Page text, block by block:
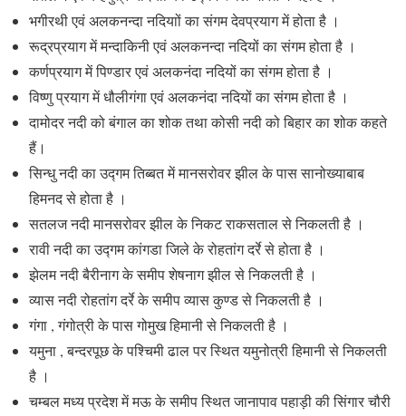
भगीरथी एवं अलकनन्दा नदियाों का संगम देवप्रयाग में होता है ।
रूद्रप्रयाग में मन्दाकिनी एवं अलकनन्दा नदियों का संगम होता है ।
कर्णप्रयाग में पिण्डार एवं अलकनंदा नदियों का संगम होता है ।
विष्णु प्रयाग में धौलीगंगा एवं अलकनंदा नदियों का संगम होता है ।
दामोदर नदी को बंगाल का शोक तथा कोसी नदी को बिहार का शोक कहते
हैं।
सिन्धु नदी का उद्गम तिब्बत में मानसरोवर झील के पास सानोख्याबाब
हिमनद से होता है ।
सतलज नदी मानसरोवर झील के निकट राकसताल से निकलती है ।
रावी नदी का उद्गम कांगडा जिले के रोहतांग दर्रे से होता है ।
झेलम नदी बैरीनाग के समीप शेषनाग झील से निकलती है ।
व्यास नदी रोहतांग दर्रे के समीप व्यास कुण्ड से निकलती है ।
गंगा , गंगोत्री के पास गोमुख हिमानी से निकलती है ।
यमुना , बन्दरपूछ के पश्चिमी ढाल पर स्थित यमुनोत्री हिमानी से निकलती
है ।
चम्बल मध्य प्रदेश में मऊ के समीप स्थित जानापाव पहाड़ी की सिंगार चौरी